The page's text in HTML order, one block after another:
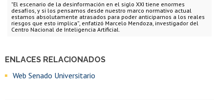
"El escenario de la desinformación en el siglo XXI tiene enormes
desafíos, y si los pensamos desde nuestro marco normativo actual
estamos absolutamente atrasados para poder anticiparnos a los reales
riesgos que esto implica”, enfatizó Marcelo Mendoza, investigador del
Centro Nacional de Inteligencia Artificial.
ENLACES RELACIONADOS
Web Senado Universitario